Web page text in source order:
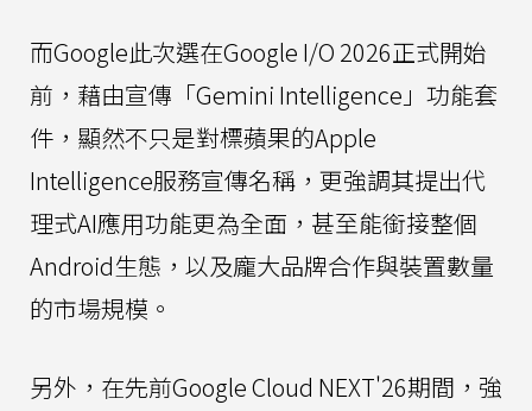
而Google此次選在Google I/O 2026正式開始
前，藉由宣傳「Gemini Intelligence」功能套
件，顯然不只是對標蘋果的Apple
Intelligence服務宣傳名稱，更強調其提出代
理式AI應用功能更為全面，甚至能銜接整個
Android生態，以及龐大品牌合作與裝置數量
的市場規模。
另外，在先前Google Cloud NEXT'26期間，強